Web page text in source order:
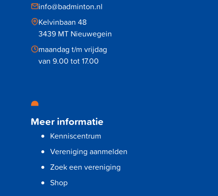
info@badminton.nl
Kelvinbaan 48
3439 MT Nieuwegein
maandag t/m vrijdag
van 9.00 tot 17.00
Meer informatie
Kenniscentrum
Vereniging aanmelden
Zoek een vereniging
Shop